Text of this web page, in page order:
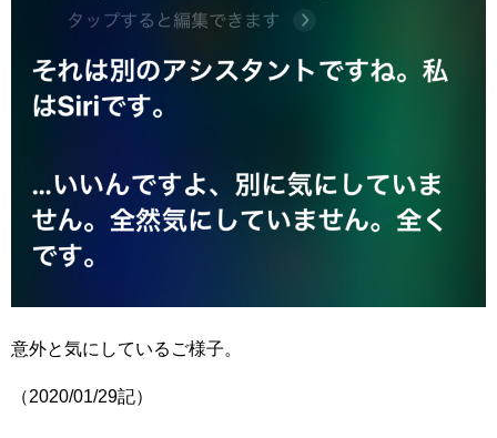
意外と気にしているご様子。
（2020/01/29記）